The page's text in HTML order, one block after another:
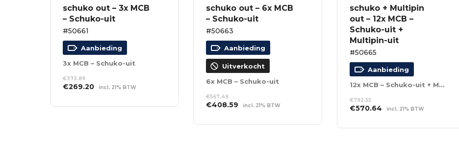
schuko out – 3x MCB
– Schuko-uit
#50661
Aanbieding
3x MCB – Schuko-uit
€373.89
Oorspronkelijke
was:
€269.20Huidige
is:
incl. 21% BTW
WINKELWAGEN
schuko out – 6x MCB
– Schuko-uit
#50663
Aanbieding
Uitverkocht
6x MCB – Schuko-uit
€567.49
Oorspronkelijke
was:
€408.59 Huidige
is:
incl. 21% BTW
schuko + Multipin
out – 12x MCB –
Schuko-uit +
Multipin-uit
#50665
Aanbieding
12x MCB – Schuko-uit + Multipin-uit
€792.55
Oorspronkelijke
was:
€570.64Huidige
is:
incl. 21% BTW
WINKELWAGEN